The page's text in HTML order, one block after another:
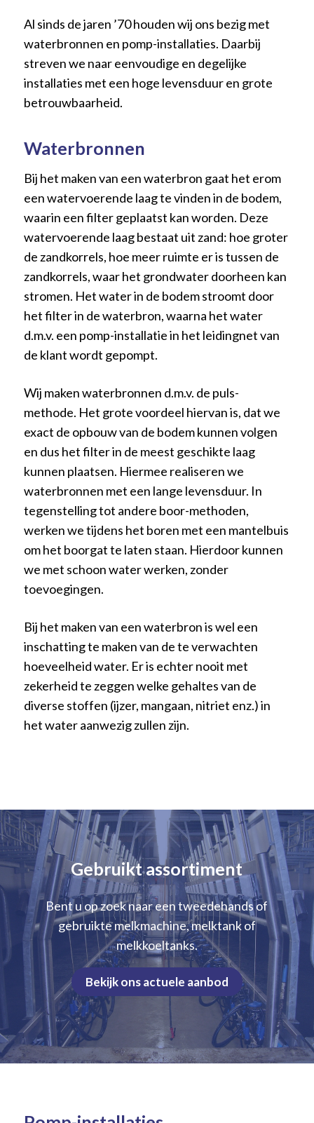
Al sinds de jaren ’70 houden wij ons bezig met
waterbronnen en pomp-installaties. Daarbij
streven we naar eenvoudige en degelijke
installaties met een hoge levensduur en grote
betrouwbaarheid.
Waterbronnen
Bij het maken van een waterbron gaat het erom
een watervoerende laag te vinden in de bodem,
waarin een filter geplaatst kan worden. Deze
watervoerende laag bestaat uit zand: hoe groter
de zandkorrels, hoe meer ruimte er is tussen de
zandkorrels, waar het grondwater doorheen kan
stromen. Het water in de bodem stroomt door
het filter in de waterbron, waarna het water
d.m.v. een pomp-installatie in het leidingnet van
de klant wordt gepompt.
Wij maken waterbronnen d.m.v. de puls-
methode. Het grote voordeel hiervan is, dat we
exact de opbouw van de bodem kunnen volgen
en dus het filter in de meest geschikte laag
kunnen plaatsen. Hiermee realiseren we
waterbronnen met een lange levensduur. In
tegenstelling tot andere boor-methoden,
werken we tijdens het boren met een mantelbuis
om het boorgat te laten staan. Hierdoor kunnen
we met schoon water werken, zonder
toevoegingen.
Bij het maken van een waterbron is wel een
inschatting te maken van de te verwachten
hoeveelheid water. Er is echter nooit met
zekerheid te zeggen welke gehaltes van de
diverse stoffen (ijzer, mangaan, nitriet enz.) in
het water aanwezig zullen zijn.
Gebruikt assortiment
Bent u op zoek naar een tweedehands of
gebruikte melkmachine, melktank of
melkkoeltanks.
Bekijk ons actuele aanbod